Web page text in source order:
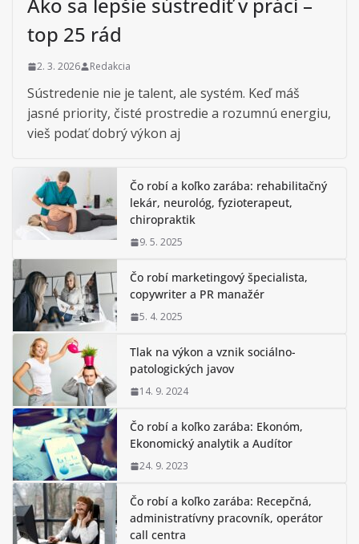
Ako sa lepšie sústrediť v práci –
top 25 rád
2. 3. 2026 Redakcia
Sústredenie nie je talent, ale systém. Keď máš
jasné priority, čisté prostredie a rozumnú energiu,
vieš podať dobrý výkon aj
Čo robí a koľko zarába: rehabilitačný
lekár, neurológ, fyzioterapeut,
chiropraktik
9. 5. 2025
Čo robí marketingový špecialista,
copywriter a PR manažér
5. 4. 2025
Tlak na výkon a vznik sociálno-
patologických javov
14. 9. 2024
Čo robí a koľko zarába: Ekonóm,
Ekonomický analytik a Audítor
24. 9. 2023
Čo robí a koľko zarába: Recepčná,
administratívny pracovník, operátor
call centra